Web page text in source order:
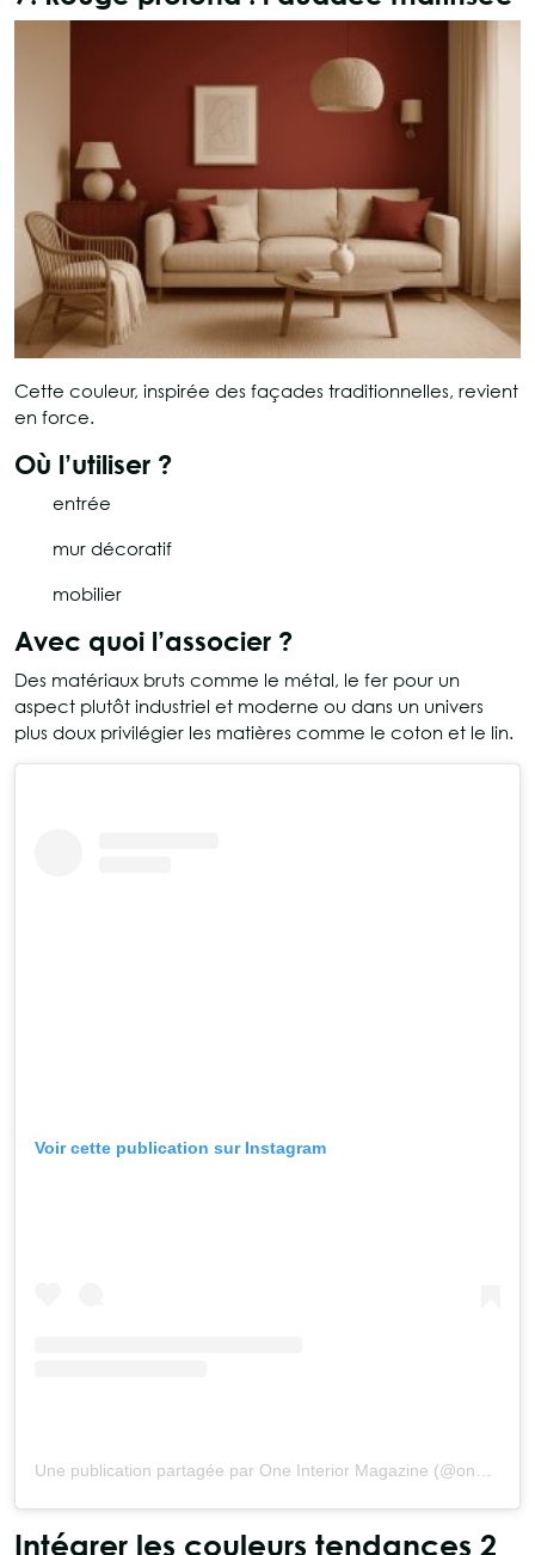
Cette couleur, inspirée des façades traditionnelles, revient
en force.
Où l’utiliser ?
entrée
mur décoratif
mobilier
Avec quoi l’associer ?
Des matériaux bruts comme le métal, le fer pour un
aspect plutôt industriel et moderne ou dans un univers
plus doux privilégier les matières comme le coton et le lin.
Voir cette publication sur Instagram
Intégrer les couleurs tendances 2